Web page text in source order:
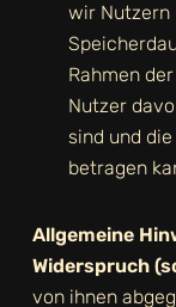
wir Nutzern
Rahmen
Nutzer
sind und
betragen
Allgemeine
Widerspruch
von ihnen